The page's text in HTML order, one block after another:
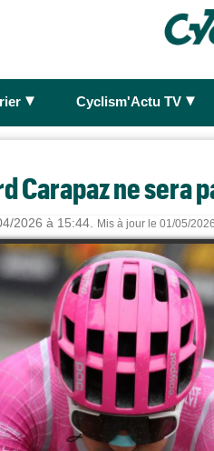
► Cyclism'Actu TV ►
Carapaz ne sera
2026 à 15:44. Mis à jour le 01/05/